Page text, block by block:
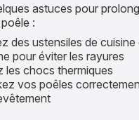
astuces pour
:
des ustensiles de
pour éviter les rayures
les chocs thermiques
vos poêles